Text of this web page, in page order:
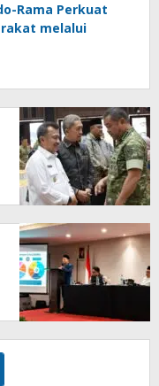
Rama Perkuat
melalui